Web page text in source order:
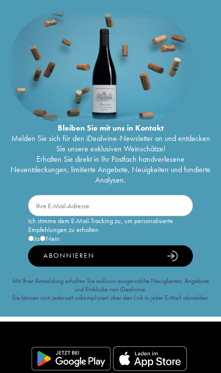
Bleiben Sie mit uns in Kontakt
Melden Sie sich für den iDealwine-Newsletter an und entdecken
Sie unsere exklusiven Weinschätze!
Erhalten Sie direkt in Ihr Postfach handverlesene
Neuentdeckungen, limitierte Angebote, Neuigkeiten und fundierte
Analysen.
Ich stimme dem E-Mail-Tracking zu, um personalisierte
Empfehlungen zu erhalten
Ja
Nein
ABONNIEREN
Mit Ihrer Anmeldung erhalten Sie exklusiv ausgewählte Neuigkeiten, Angebote
und Einblicke von iDealwine.
Sie können sich jederzeit unkompliziert über den Link in jeder E-Mail abmelden.